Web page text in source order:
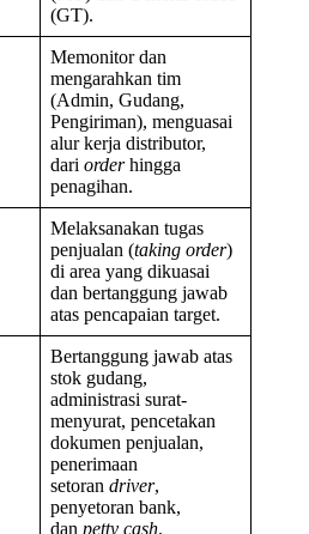
(GT).
Memonitor dan
mengarahkan tim
(Admin, Gudang,
Pengiriman), menguasai
alur kerja distributor,
dari orderhingga
penagihan.
Melaksanakan tugas
penjualan (taking order)
di area yang dikuasai
dan bertanggung jawab
atas pencapaian target.
Bertanggung jawab atas
stok gudang,
administrasi surat-
menyurat, pencetakan
dokumen penjualan,
penerimaan
setoran driver,
penyetoran bank,
dan petty cash.